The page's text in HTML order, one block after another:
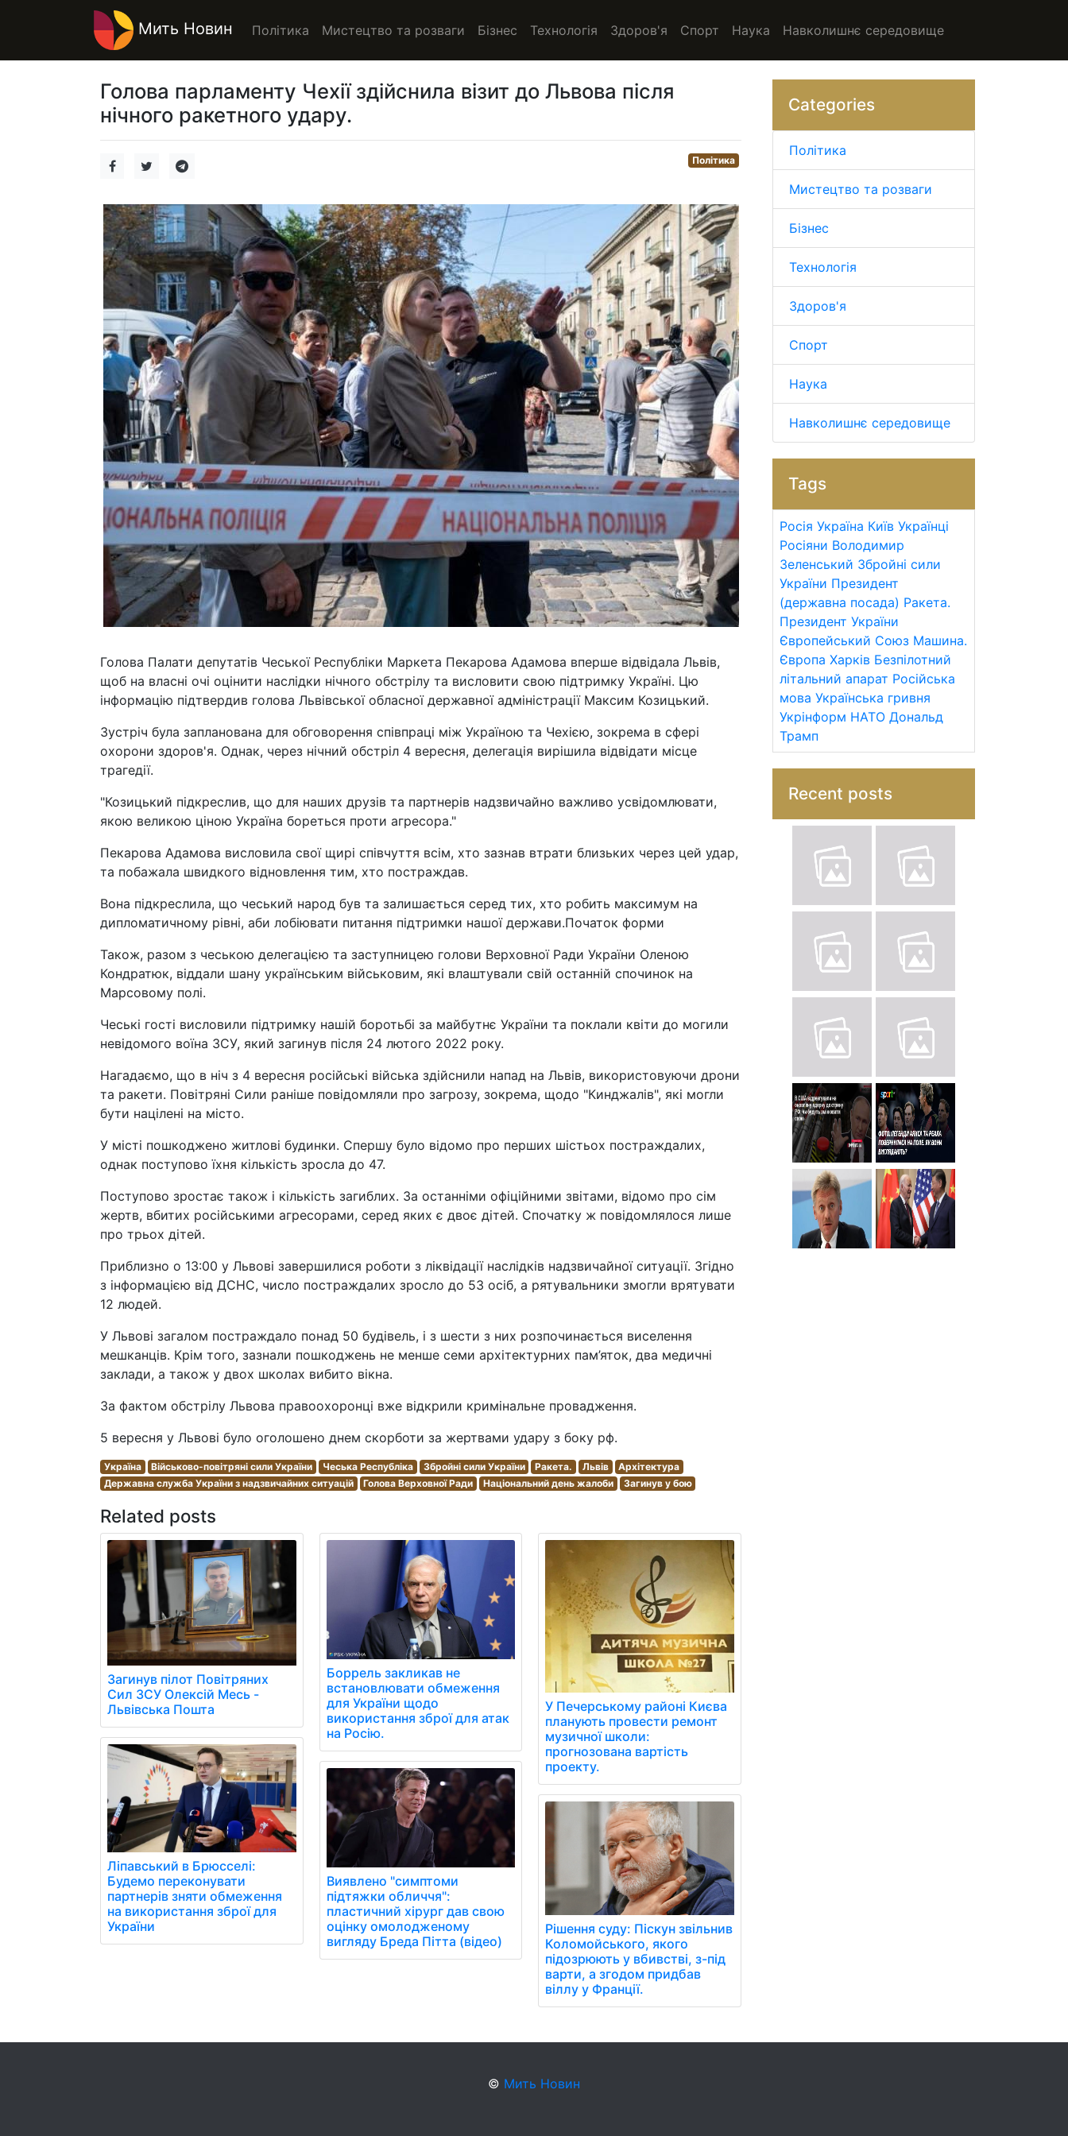
Мить Новин Політика Мистецтво та розваги Бізнес Технологія Здоров'я Спорт Наука Навколишнє середовище
Голова парламенту Чехії здійснила візит до Львова після
нічного ракетного удару.
Політика
Голова Палати депутатів Чеської Республіки Маркета Пекарова Адамова вперше відвідала Львів,
щоб на власні очі оцінити наслідки нічного обстрілу та висловити свою підтримку Україні. Цю
інформацію підтвердив голова Львівської обласної державної адміністрації Максим Козицький.
Зустріч була запланована для обговорення співпраці між Україною та Чехією, зокрема в сфері
охорони здоров'я. Однак, через нічний обстріл 4 вересня, делегація вирішила відвідати місце
трагедії.
"Козицький підкреслив, що для наших друзів та партнерів надзвичайно важливо усвідомлювати,
якою великою ціною Україна бореться проти агресора."
Пекарова Адамова висловила свої щирі співчуття всім, хто зазнав втрати близьких через цей удар,
та побажала швидкого відновлення тим, хто постраждав.
Вона підкреслила, що чеський народ був та залишається серед тих, хто робить максимум на
дипломатичному рівні, аби лобіювати питання підтримки нашої держави.Початок форми
Також, разом з чеською делегацією та заступницею голови Верховної Ради України Оленою
Кондратюк, віддали шану українським військовим, які влаштували свій останній спочинок на
Марсовому полі.
Чеські гості висловили підтримку нашій боротьбі за майбутнє України та поклали квіти до могили
невідомого воїна ЗСУ, який загинув після 24 лютого 2022 року.
Нагадаємо, що в ніч з 4 вересня російські війська здійснили напад на Львів, використовуючи дрони
та ракети. Повітряні Сили раніше повідомляли про загрозу, зокрема, щодо "Кинджалів", які могли
бути націлені на місто.
У місті пошкоджено житлові будинки. Спершу було відомо про перших шістьох постраждалих,
однак поступово їхня кількість зросла до 47.
Поступово зростає також і кількість загиблих. За останніми офіційними звітами, відомо про сім
жертв, вбитих російськими агресорами, серед яких є двоє дітей. Спочатку ж повідомлялося лише
про трьох дітей.
Приблизно о 13:00 у Львові завершилися роботи з ліквідації наслідків надзвичайної ситуації. Згідно
з інформацією від ДСНС, число постраждалих зросло до 53 осіб, а рятувальники змогли врятувати
12 людей.
У Львові загалом постраждало понад 50 будівель, і з шести з них розпочинається виселення
мешканців. Крім того, зазнали пошкоджень не менше семи архітектурних пам’яток, два медичні
заклади, а також у двох школах вибито вікна.
За фактом обстрілу Львова правоохоронці вже відкрили кримінальне провадження.
5 вересня у Львові було оголошено днем скорботи за жертвами удару з боку рф.
Україна Військово-повітряні сили України Чеська Республіка Збройні сили України Ракета. Львів
Архітектура
Державна служба України з надзвичайних ситуацій
Голова Верховної Ради Національний день жалоби Загинув у бою
Related posts
Загинув пілот Повітряних
Сил ЗСУ Олексій Месь -
Львівська Пошта
Ліпавський в Брюсселі:
Будемо переконувати
партнерів зняти обмеження
на використання зброї для
України
Боррель закликав не
встановлювати обмеження
для України щодо
використання зброї для атак
на Росію.
Виявлено "симптоми
підтяжки обличчя":
пластичний хірург дав свою
оцінку омолодженому
вигляду Бреда Пітта (відео)
У Печерському районі Києва
планують провести ремонт
музичної школи:
прогнозована вартість
проекту.
Рішення суду: Піскун звільнив
Коломойського, якого
підозрюють у вбивстві, з-під
варти, а згодом придбав
віллу у Франції.
Categories
Політика
Мистецтво та розваги
Бізнес
Технологія
Здоров'я
Спорт
Наука
Навколишнє середовище
Tags
Росія Україна Київ Українці
Росіяни Володимир
Зеленський Збройні сили
України Президент
(державна посада) Ракета.
Президент України
Європейський Союз Машина.
Європа Харків Безпілотний
літальний апарат Російська
мова Українська гривня
Укрінформ НАТО Дональд
Трамп
Recent posts
© Мить Новин